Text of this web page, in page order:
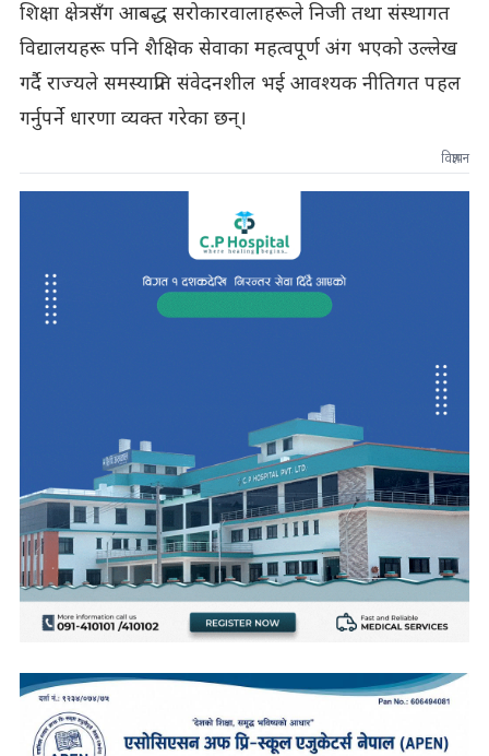
शिक्षा क्षेत्रसँग आबद्ध सरोकारवालाहरूले निजी तथा संस्थागत
विद्यालयहरू पनि शैक्षिक सेवाका महत्वपूर्ण अंग भएको उल्लेख
गर्दै राज्यले समस्याप्रति संवेदनशील भई आवश्यक नीतिगत पहल
गर्नुपर्ने धारणा व्यक्त गरेका छन्।
विज्ञापन